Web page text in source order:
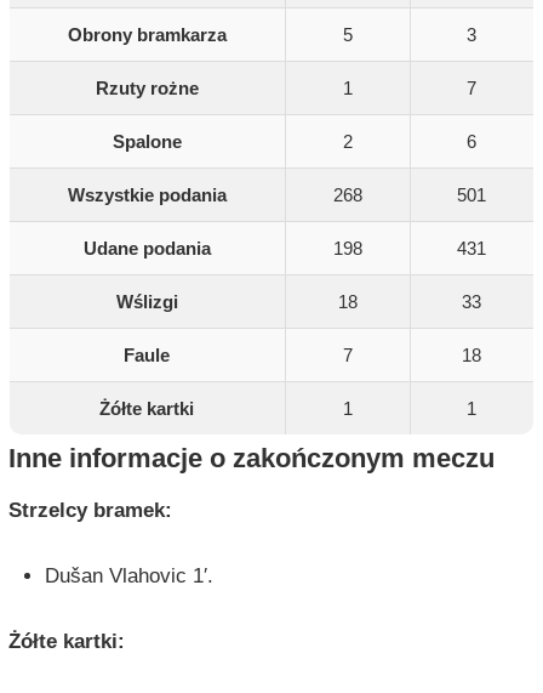
Obrony bramkarza 5 3
Rzuty rożne 1 7
Spalone 2 6
Wszystkie podania 268 501
Udane podania 198 431
Wślizgi 18 33
Faule 7 18
Żółte kartki 1 1
Inne informacje o zakończonym meczu
Strzelcy bramek:
Dušan Vlahovic 1′.
Żółte kartki: